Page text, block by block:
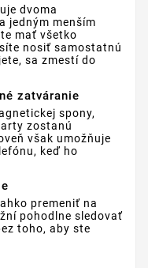
dvoma
jedným menším
mať všetko
nosiť samostatnú
sa zmestí do
zatváranie
spony,
zostanú
však umožňuje
keď ho
premeniť na
pohodlne sledovať
toho, aby ste